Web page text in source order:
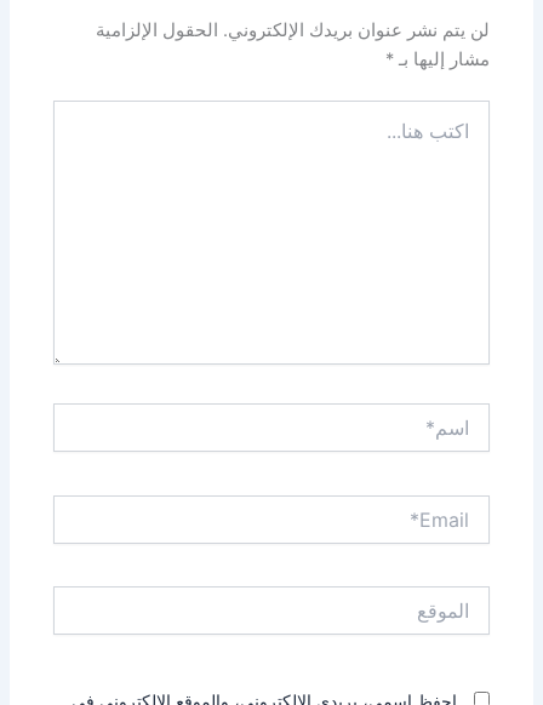
لن يتم نشر عنوان بريدك الإلكتروني.
الحقول الإلزامية
مشار إليها بـ*
هنا...
احفظ اسمي، بريدي الإلكتروني، والموقع الإلكتروني في